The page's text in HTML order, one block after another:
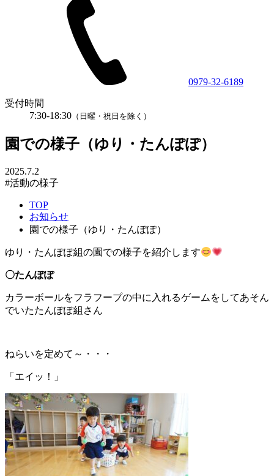
0979-32-6189
受付時間
7:30-18:30 （日曜・祝日を除く）
園での様子（ゆり・たんぽぽ）
2025.7.2
#活動の様子
TOP
お知らせ
園での様子（ゆり・たんぽぽ）
ゆり・たんぽぽ組の園での様子を紹介します
〇たんぽぽ
カラーボールをフラフープの中に入れるゲームをしてあそん
でいたたんぽぽ組さん
ねらいを定めて～・・・
「エイッ！」